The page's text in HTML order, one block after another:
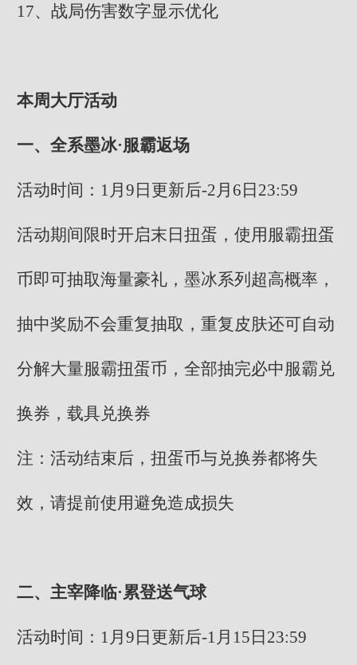
17、战局伤害数字显示优化
本周大厅活动
一、全系墨冰·服霸返场
活动时间：1月9日更新后-2月6日23:59
活动期间限时开启末日扭蛋，使用服霸扭蛋
币即可抽取海量豪礼，墨冰系列超高概率，
抽中奖励不会重复抽取，重复皮肤还可自动
分解大量服霸扭蛋币，全部抽完必中服霸兑
换券，载具兑换券
注：活动结束后，扭蛋币与兑换券都将失
效，请提前使用避免造成损失
二、主宰降临·累登送气球
活动时间：1月9日更新后-1月15日23:59